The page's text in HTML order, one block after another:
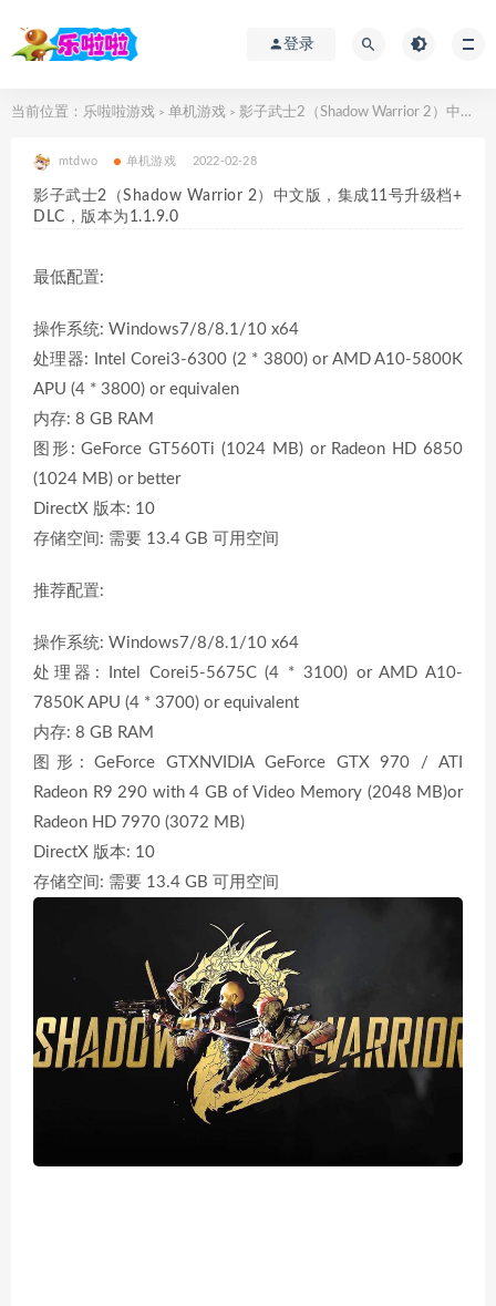
登录
当前位置： 乐啦啦游戏 > 单机游戏 > 影子武士2（Shadow Warrior 2）中文版，集成11号升级档+DLC，版本为1.1.9.0
mtdwo 单机游戏 2022-02-28
影子武士2（Shadow Warrior 2）中文版，集成11号升级档+
DLC，版本为1.1.9.0
最低配置:
操作系统: Windows7/8/8.1/10 x64
处理器: Intel Corei3-6300 (2 * 3800) or AMD A10-5800K
APU (4 * 3800) or equivalen
内存: 8 GB RAM
图形: GeForce GT560Ti (1024 MB) or Radeon HD 6850
(1024 MB) or better
DirectX 版本: 10
存储空间: 需要 13.4 GB 可用空间
推荐配置:
操作系统: Windows7/8/8.1/10 x64
处理器: Intel Corei5-5675C (4 * 3100) or AMD A10-
7850K APU (4 * 3700) or equivalent
内存: 8 GB RAM
图形: GeForce GTXNVIDIA GeForce GTX 970 / ATI
Radeon R9 290 with 4 GB of Video Memory (2048 MB)or
Radeon HD 7970 (3072 MB)
DirectX 版本: 10
存储空间: 需要 13.4 GB 可用空间